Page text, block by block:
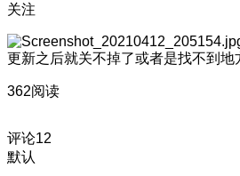
关注
更新之后就关不掉了或者是找不到地
362阅读
评论12
默认